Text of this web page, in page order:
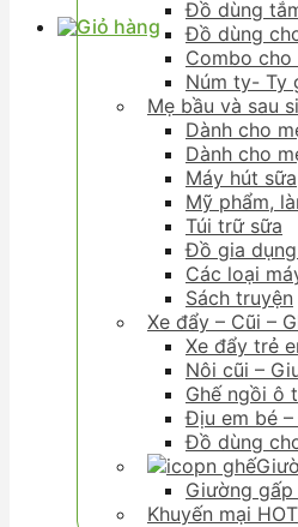
Đồ dùng
Đồ dùng
Combo cho
Núm ty- Ty
Mẹ bầu và sau
Dành cho
Dành cho
Máy hút sữa
Mỹ phẩm,
Túi trữ sữa
Đồ gia
Các loại
Sách truyện
Xe đẩy – Cũi –
Xe đẩy trẻ
Nôi cũi –
Ghế ngồi ô
Địu em bé
Đồ dùng
Giường
Khuyến mại HOT